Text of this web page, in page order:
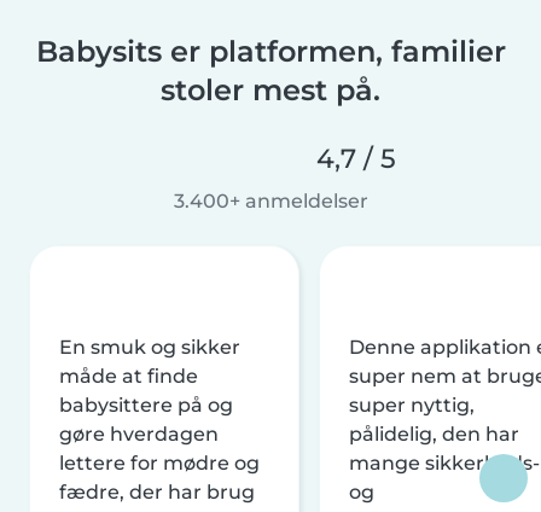
Babysits er platformen, familier
stoler mest på.
4,7 / 5
3.400+ anmeldelser
En smuk og sikker
måde at finde
babysittere på og
gøre hverdagen
lettere for mødre og
fædre, der har brug
Denne applikation
super nem at
super nyttig,
pålidelig, den har
mange sikkerheds-
og